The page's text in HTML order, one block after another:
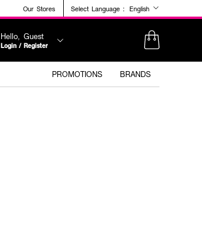
Our Stores Select Language : English
Hello, Guest
Login / Register
PROMOTIONS BRANDS